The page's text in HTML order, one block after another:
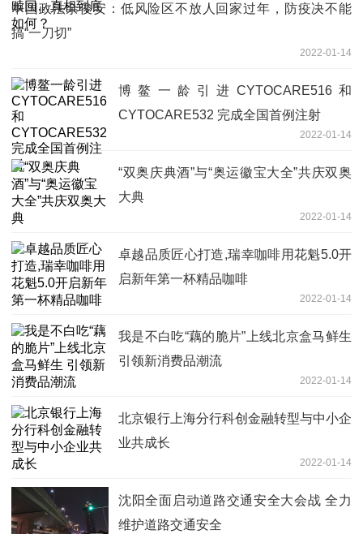
中国政法余俊安：低风险区不放人回家过年，防疫决不能
搞“一刀切”
2022-01-14
博鳌一龄引进CYTOCARE516和
CYTOCARE532 完成全国首例注射
2022-01-14
“双奥庆典酒”与“奥运徽宝大全”共庆双奥
大典
2022-01-14
卓越品质匠心打造,瑞幸咖啡用花魁5.0开
启新年第一杯精品咖啡
2022-01-14
我是不白吃“藕的脆片”上线北京盒马鲜生
引领新消费品潮流
2022-01-14
北京银行上海分行科创金融转型与中小企
业共成长
2022-01-14
沈阳全面启动道路交通安全大会战 全力
维护道路交通安全